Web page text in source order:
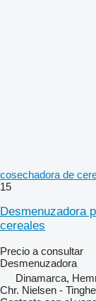
cosechadora de
15
Desmenuzadora
cereales
Precio a consultar
Desmenuzadora
Dinamarca,
Chr. Nielsen -